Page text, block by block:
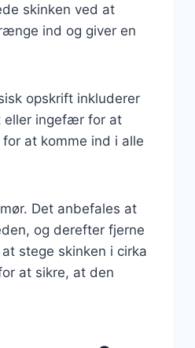
skinken ved at
ind og giver en
opskrift inkluderer
eller ingefær for at
at komme ind i alle
Det anbefales at
og derefter fjerne
stege skinken i cirka
at sikre, at den